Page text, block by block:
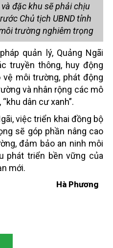
đặc khu sẽ phải chịu
Chủ tịch UBND tỉnh
trường nghiêm trọng
quản lý, Quảng Ngãi
truyền thông, huy động
môi trường, phát động
và nhân rộng các mô
dân cư xanh”.
việc triển khai đồng bộ
sẽ góp phần nâng cao
đảm bảo an ninh môi
phát triển bền vững của
mới.
Hà Phương